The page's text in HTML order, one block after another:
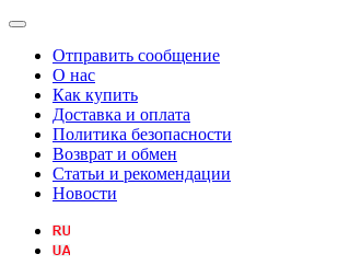
Отправить сообщение
О нас
Как купить
Доставка и оплата
Политика безопасности
Возврат и обмен
Статьи и рекомендации
Новости